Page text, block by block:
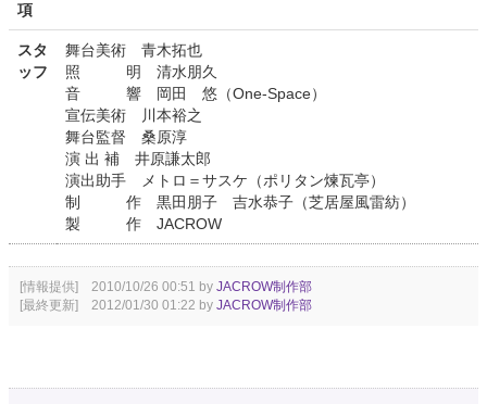
項
スタ
ッフ
舞台美術 青木拓也
照 明 清水朋久
音 響 岡田 悠（One-Space）
宣伝美術 川本裕之
舞台監督 桑原淳
演 出 補 井原謙太郎
演出助手 メトロ＝サスケ（ポリタン煉瓦亭）
制 作 黒田朋子 吉水恭子（芝居屋風雷紡）
製 作 JACROW
[情報提供] 2010/10/26 00:51 by JACROW制作部
[最終更新] 2012/01/30 01:22 by JACROW制作部